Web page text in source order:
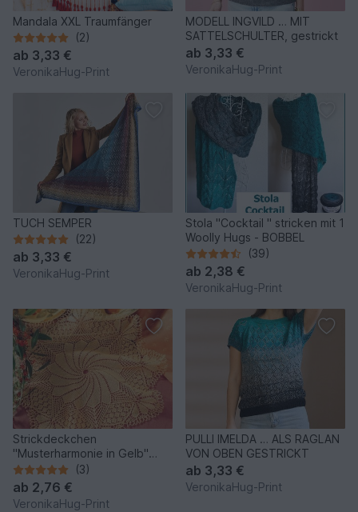
Mandala XXL Traumfänger
(2)
ab 3,33 €
VeronikaHug-Print
MODELL INGVILD … MIT
SATTELSCHULTER, gestrickt
ab 3,33 €
VeronikaHug-Print
TUCH SEMPER
(22)
ab 3,33 €
VeronikaHug-Print
Stola "Cocktail " stricken mit 1
Woolly Hugs - BOBBEL
(39)
ab 2,38 €
VeronikaHug-Print
Strickdeckchen
"Musterharmonie in Gelb"
Kunststrickdeckchen
(3)
ab 2,76 €
VeronikaHug-Print
PULLI IMELDA … ALS RAGLAN
VON OBEN GESTRICKT
ab 3,33 €
VeronikaHug-Print